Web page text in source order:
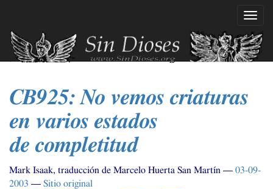
contenido
principal
CB925: No vemos criaturas
en varios estados
de completitud
Mark Isaak, traducción de Marcelo Huerta San Martín
03-09-
2003
Sitio original